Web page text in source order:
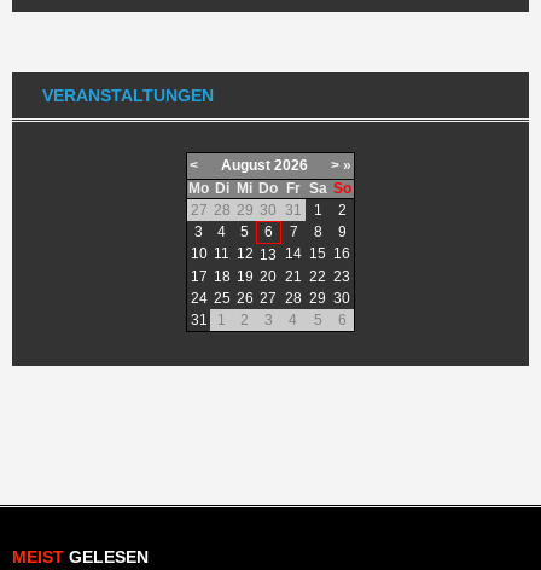
VERANSTALTUNGEN
< August 2026 > »
Mo Di Mi Do Fr Sa So
27 28 29 30 31 1
2
3
4 5 6 7 8
9
10 11 12 13 14 15 16
17 18 19 20 21 22 23
24 25 26 27 28 29 30
31
1 2 3 4 5 6
MEIST GELESEN